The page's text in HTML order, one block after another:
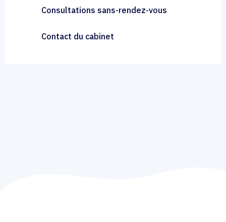
Consultations sans-rendez-vous
Contact du cabinet